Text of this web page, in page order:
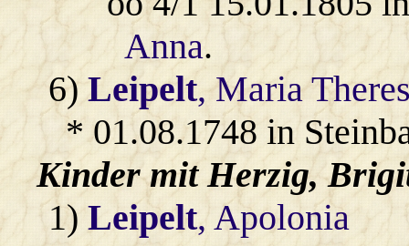
Anna.
6)Leipelt, Maria
* 01.08.1748 in
Kinder mit Herzig,
1)Leipelt, Apolonia